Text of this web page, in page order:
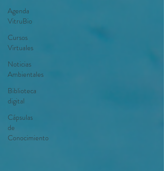
Agenda
VitruBio
Cursos
Virtuales
Noticias
Ambientales
Biblioteca
digital
Cápsulas
de
Conocimiento